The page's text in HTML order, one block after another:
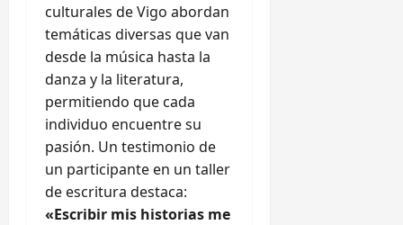
culturales de Vigo abordan
temáticas diversas que van
desde la música hasta la
danza y la literatura,
permitiendo que cada
individuo encuentre su
pasión. Un testimonio de
un participante en un taller
de escritura destaca:
«Escribir mis historias me